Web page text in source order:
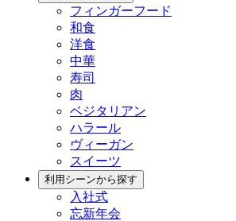
フィンガーフード
和食
洋食
中華
寿司
肉
ベジタリアン
ハラール
ヴィーガン
スイーツ
利用シーンから探す
入社式
忘新年会